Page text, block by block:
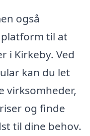
også
til at
i Kirkeby. Ved
kan du let
virksomheder,
og finde
til dine behov.